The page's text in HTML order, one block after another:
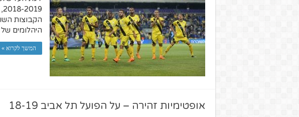
הקבוצות
היהלומים של
המשך לקרוא »
אופטימיות זהירה – על הפועל תל אביב 18-19